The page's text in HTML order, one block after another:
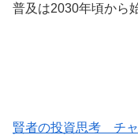
普及は2030年頃から
賢者の投資思考 チ